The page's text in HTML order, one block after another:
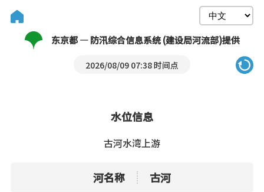
东京都 — 防汛综合信息系统 (建设局河流部)提供
2026/08/09 07:38 时间点
水位信息
古河水湾上游
河名称 古河